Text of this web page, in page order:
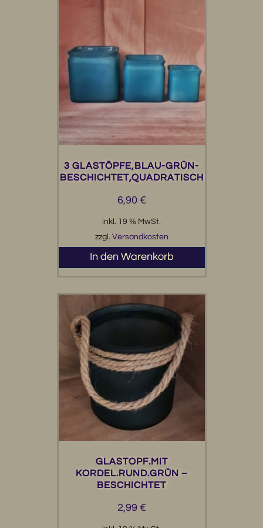
3 GLASTÖPFE,BLAU-GRÜN-
BESCHICHTET,QUADRATISCH
6,90 €
inkl. 19 % MwSt.
zzgl. Versandkosten
In den Warenkorb
GLASTOPF.MIT
KORDEL.RUND.GRÜN –
BESCHICHTET
2,99 €